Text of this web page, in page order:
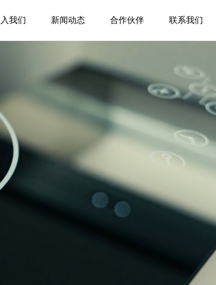
我们 新闻动态 合作伙伴 联系我们